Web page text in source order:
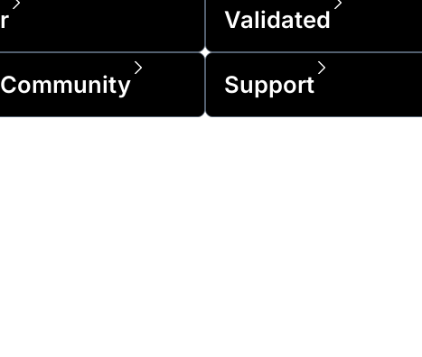
r
Validated
Community Support